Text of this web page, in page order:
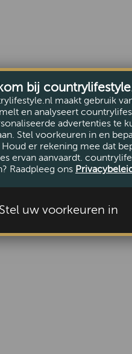
bij
maakt gebruik
en analyseert
advertenties te
Stel voorkeuren in en
er rekening mee dat
ervan aanvaardt.
Raadpleeg ons
Stel uw voorkeuren in